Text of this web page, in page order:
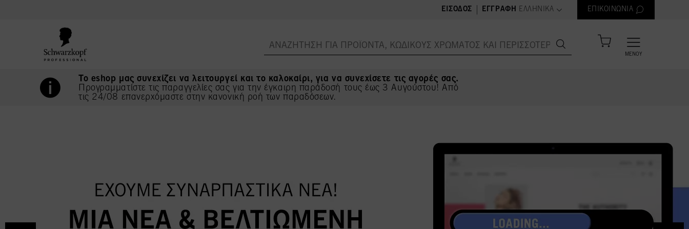
ΕΊΣΟΔΟΣ ΕΓΓΡΑΦΉ
text.language
ΕΛΛΗΝΙΚΆ ΕΠΙΚΟΙΝΩΝΊΑ
ΜΕΝΟΎ
Το eshop μας συνεχίζει να λειτουργεί και το καλοκαίρι, για να συνεχίσετε τις αγορές σας.
Προγραμματίστε τις παραγγελίες σας για την έγκαιρη παράδοσή τους έως 3 Αυγούστου! Από
τις 24/08 επανερχόμαστε στην κανονική ροή των παραδόσεων.